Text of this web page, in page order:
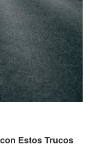
Estos Trucos